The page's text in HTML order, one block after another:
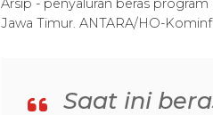
Arsip - penyaluran beras
Jawa Timur. ANTARA/HO-
Saat ini